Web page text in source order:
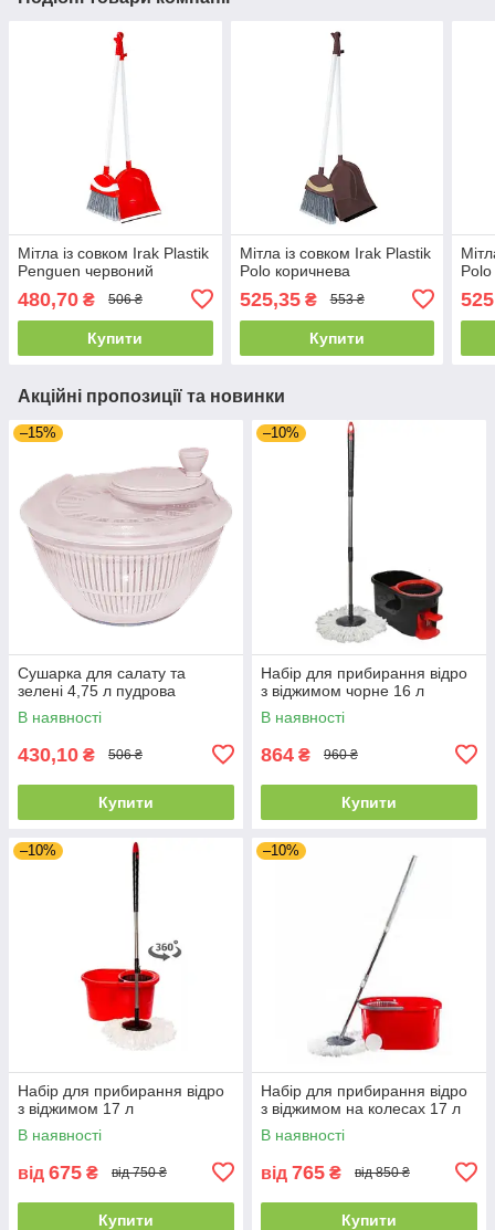
Мітла із совком Irak Plastik
Penguen червоний
480,70 ₴ 506 ₴
Купити
Мітла із совком Irak Plastik
Polo коричнева
525,35₴ 553 ₴
Купити
Акційні пропозиції та новинки
–15%
Сушарка для салату та
зелені 4,75 л пудрова
В наявності
430,10 ₴ 506 ₴
Купити
–10%
Набір для прибирання відро
з віджимом чорне 16 л
В наявності
864 ₴ 960 ₴
Купити
–10%
Набір для прибирання відро
з віджимом 17 л
В наявності
від 675 ₴ від 750 ₴
Купити
–10%
Набір для прибирання відро
з віджимом на колесах 17 л
В наявності
від 765 ₴ від 850 ₴
Купити